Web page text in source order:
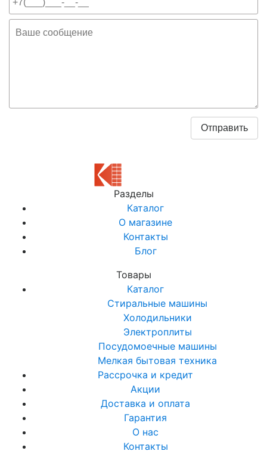
Разделы
Каталог
О магазине
Контакты
Блог
Товары
Каталог
Стиральные машины
Холодильники
Электроплиты
Посудомоечные машины
Мелкая бытовая техника
Рассрочка и кредит
Акции
Доставка и оплата
Гарантия
О нас
Контакты